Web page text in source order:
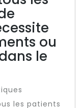
ou
le
les patients